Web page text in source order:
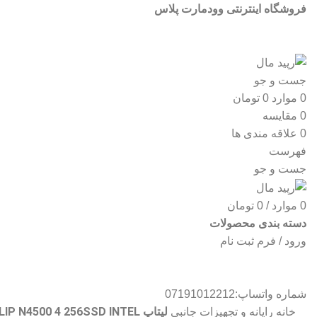
فروشگاه اینترنتی وودمارت پلاس
جست و جو
0 موارد 0 تومان
0 مقایسه
0 علاقه مندی ها
فهرست
جست و جو
0 موارد /
0 تومان
دسته بندی محصولات
ورود / فرم ثبت نام
شماره واتساپ:07191012212
خانه رایانه و تجهیزات جانبی لپتاپ ASUS TP1401 FLIP N4500 4 256SSD INTEL